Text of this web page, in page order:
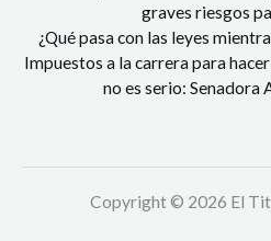
graves riesgos
¿Qué pasa con las leyes
Impuestos a la carrera para
no es serio: Senadora
Copyright © 2026 El